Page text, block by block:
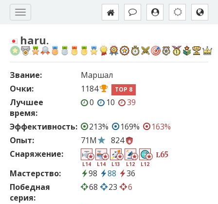
haru.
Звание:
Маршал
Очки:
1184 TOP 8
Лучшее
время:
0 10 39
Эффективность: 213% 169%
163%
Опыт:
71M
824
Снаряжение:
L14 L14 L13 L12 L12
L65
Мастерство: 98 88
36
Победная
серия:
68 23 6